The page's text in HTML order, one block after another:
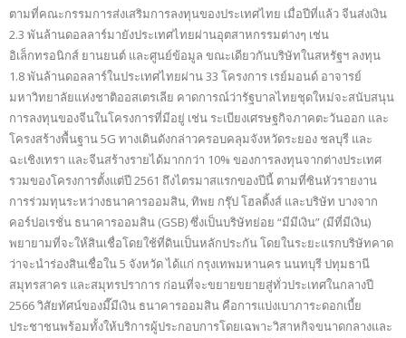
ตามที่คณะกรรมการส่งเสริมการลงทุนของประเทศไทย เมื่อปีที่แล้ว จีนส่งเงิน
2.3 พันล้านดอลลาร์มายังประเทศไทยผ่านอุตสาหกรรมต่างๆ เช่น
อิเล็กทรอนิกส์ ยานยนต์ และศูนย์ข้อมูล ขณะเดียวกันบริษัทในสหรัฐฯ ลงทุน
1.8 พันล้านดอลลาร์ในประเทศไทยผ่าน 33 โครงการ เรย์มอนด์ อาจารย์
มหาวิทยาลัยแห่งชาติออสเตรเลีย คาดการณ์ว่ารัฐบาลไทยชุดใหม่จะสนับสนุน
การลงทุนของจีนในโครงการที่มีอยู่ เช่น ระเบียงเศรษฐกิจภาคตะวันออก และ
โครงสร้างพื้นฐาน 5G ทางเดินดังกล่าวครอบคลุมจังหวัดระยอง ชลบุรี และ
ฉะเชิงเทรา และจีนสร้างรายได้มากกว่า 10% ของการลงทุนจากต่างประเทศ
รวมของโครงการตั้งแต่ปี 2561 ถึงไตรมาสแรกของปีนี้ ตามที่ซินหัวรายงาน
การร่วมทุนระหว่างธนาคารออมสิน, ทิพย กรุ๊ป โฮลดิ้งส์ และบริษัท บางจาก
คอร์ปอเรชั่น ธนาคารออมสิน (GSB) ซึ่งเป็นบริษัทย่อย “มีมีเงิน” (มีที่มีเงิน)
พยายามที่จะให้สินเชื่อโดยใช้ที่ดินเป็นหลักประกัน โดยในระยะแรกบริษัทคาด
ว่าจะนำร่องสินเชื่อใน 5 จังหวัด ได้แก่ กรุงเทพมหานคร นนทบุรี ปทุมธานี
สมุทรสาคร และสมุทรปราการ ก่อนที่จะขยายขยายสู่ทั่วประเทศในกลางปี ​​
2566 วิสัยทัศน์ของมี๊มีเงิน ธนาคารออมสิน คือการแบ่งเบาภาระดอกเบี้ย
ประชาชนพร้อมทั้งให้บริการผู้ประกอบการโดยเฉพาะวิสาหกิจขนาดกลางและ